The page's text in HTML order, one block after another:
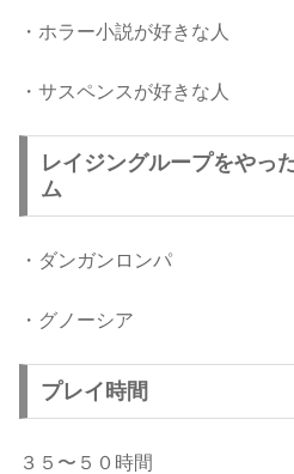
・ホラー小説が好きな人
・サスペンスが好きな人
レイジングループをやっ
ム
・ダンガンロンパ
・グノーシア
プレイ時間
３５〜５０時間